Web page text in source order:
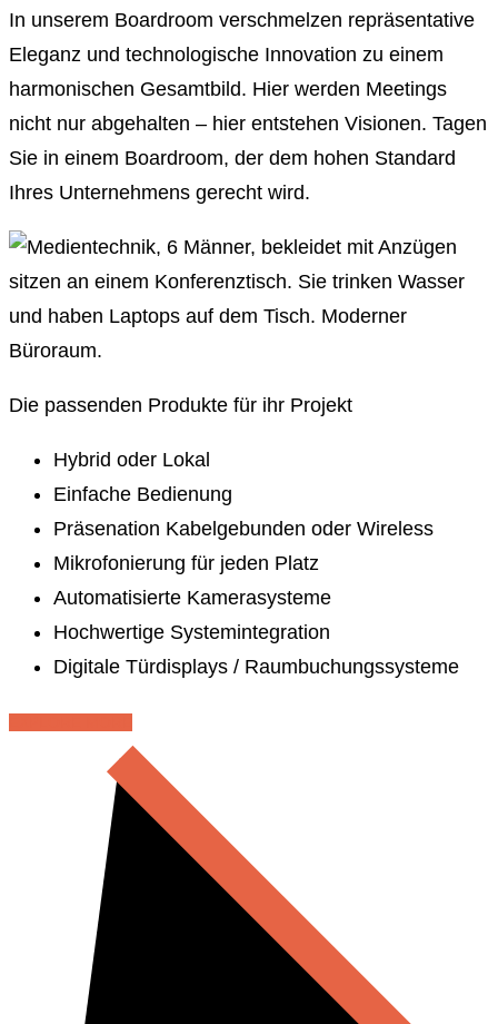
In unserem Boardroom verschmelzen repräsentative
Eleganz und technologische Innovation zu einem
harmonischen Gesamtbild. Hier werden Meetings
nicht nur abgehalten – hier entstehen Visionen. Tagen
Sie in einem Boardroom, der dem hohen Standard
Ihres Unternehmens gerecht wird.
Die passenden Produkte für ihr Projekt
Hybrid oder Lokal
Einfache Bedienung
Präsenation Kabelgebunden oder Wireless
Mikrofonierung für jeden Platz
Automatisierte Kamerasysteme
Hochwertige Systemintegration
Digitale Türdisplays / Raumbuchungssysteme